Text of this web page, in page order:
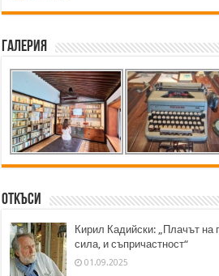
Галерия
Откъси
Кирил Кадийски: „Плачът на
сила, и съпричастност“
01.09.2025